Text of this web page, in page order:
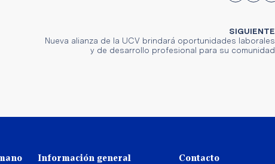
SIGUIENTE
Nueva alianza de la UCV brindará oportunidades laborales
y de desarrollo profesional para su comunidad
Información general Contacto